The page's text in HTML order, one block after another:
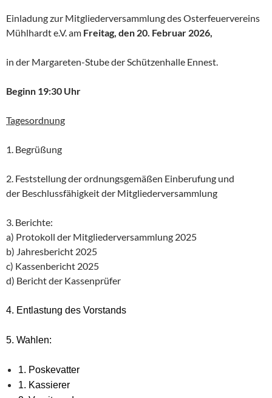
Einladung zur Mitgliederversammlung des Osterfeuervereins
Mühlhardt e.V. am Freitag, den 20. Februar 2026,
in der Margareten-Stube der Schützenhalle Ennest.
Beginn 19:30 Uhr
Tagesordnung
1. Begrüßung
2. Feststellung der ordnungsgemäßen Einberufung und
der Beschlussfähigkeit der Mitgliederversammlung
3. Berichte:
a) Protokoll der Mitgliederversammlung 2025
b) Jahresbericht 2025
c) Kassenbericht 2025
d) Bericht der Kassenprüfer
4. Entlastung des Vorstands
5. Wahlen:
1. Poskevatter
1. Kassierer